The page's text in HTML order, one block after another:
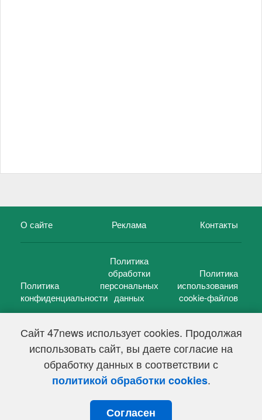
Сайт 47news использует cookies. Продолжая
использовать сайт, вы даете согласие на
обработку данных в соответствии с
политикой обработки cookies.
Согласен
О сайте Реклама Контакты
Политика
конфиденциальности
Политика
обработки
персональных
данных
Политика
использования
cookie-файлов
47 новостей (47 news)2005 — 2026 г.
Свидетельство о регистрации СМИ Эл № ФС 77-39848, выдано
Федеральной службой по надзору в сфере связи,
информационных технологий и массовых коммуникаций